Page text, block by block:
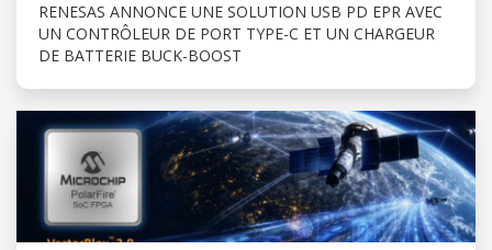
RENESAS ANNONCE UNE SOLUTION USB PD EPR AVEC
UN CONTRÔLEUR DE PORT TYPE-C ET UN CHARGEUR
DE BATTERIE BUCK-BOOST